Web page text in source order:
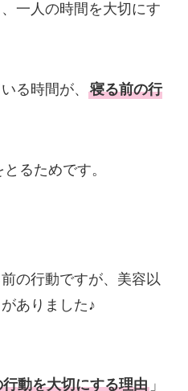
一人の時間を大切にす
る時間が、
寝る前の行
とるためです。
の行動ですが、美容以
ありました♪
動を大切にする理由」